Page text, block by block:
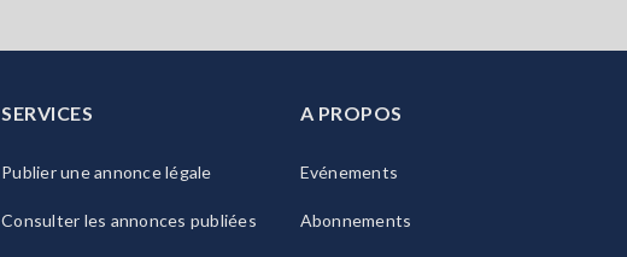
SERVICES
Publier une annonce légale
Consulter les annonces publiées
A PROPOS
Evénements
Abonnements